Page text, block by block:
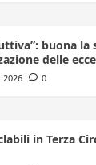
buona la
delle
2026 0
in Terza